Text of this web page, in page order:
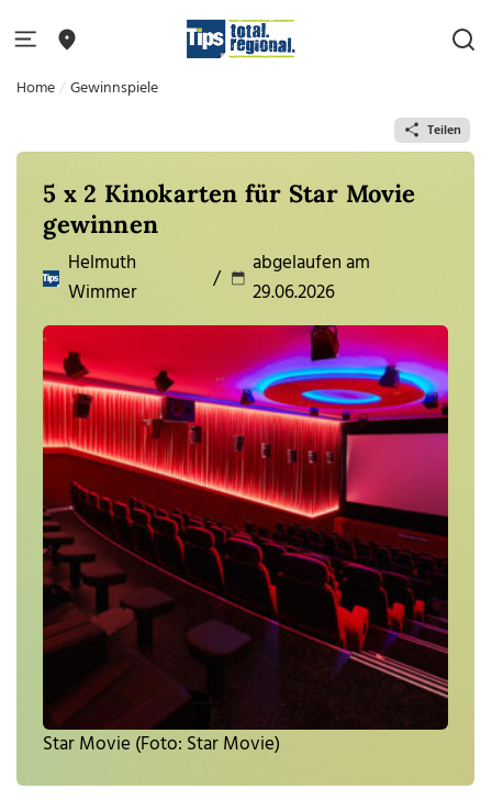
Home Gewinnspiele
Teilen
5 x 2 Kinokarten für Star Movie
gewinnen
Helmuth
Wimmer
/
abgelaufen am
29.06.2026
Star Movie (Foto: Star Movie)